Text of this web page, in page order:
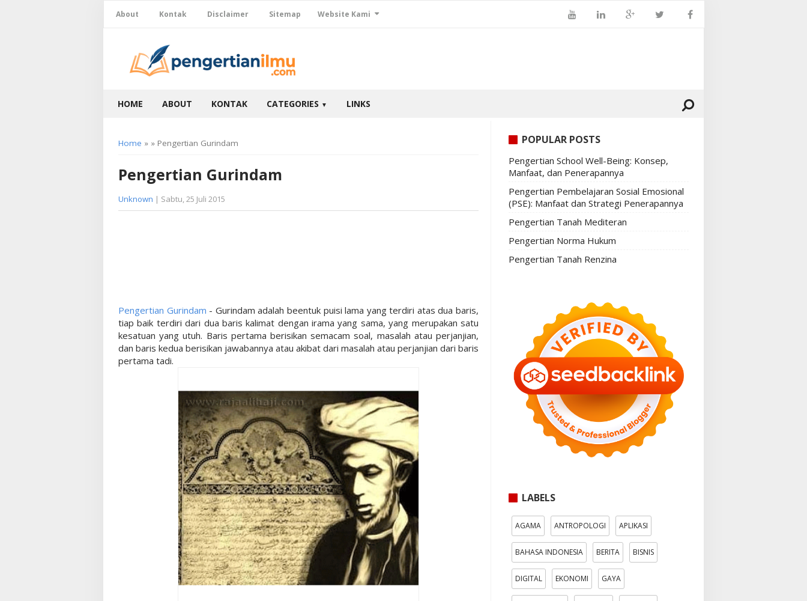
About Kontak Disclaimer Sitemap Website Kami
HOME ABOUT KONTAK CATEGORIES ▼ LINKS
Home » » Pengertian Gurindam
Pengertian Gurindam
Unknown | Sabtu, 25 Juli 2015
Pengertian Gurindam - Gurindam adalah beentuk puisi lama yang terdiri atas dua baris,
tiap baik terdiri dari dua baris kalimat dengan irama yang sama, yang merupakan satu
kesatuan yang utuh. Baris pertama berisikan semacam soal, masalah atau perjanjian,
dan baris kedua berisikan jawabannya atau akibat dari masalah atau perjanjian dari baris
pertama tadi.
POPULAR POSTS
Pengertian School Well-Being: Konsep,
Manfaat, dan Penerapannya
Pengertian Pembelajaran Sosial Emosional
(PSE): Manfaat dan Strategi Penerapannya
Pengertian Tanah Mediteran
Pengertian Norma Hukum
Pengertian Tanah Renzina
LABELS
AGAMA ANTROPOLOGI APLIKASI
BAHASA INDONESIA BERITA BISNIS
DIGITAL EKONOMI GAYA